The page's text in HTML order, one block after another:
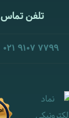
تلفن تماس
021 9107 7799